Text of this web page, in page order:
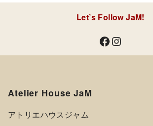
Let’s Follow JaM!
Facebook Instagram
Atelier House JaM
アトリエハウスジャム